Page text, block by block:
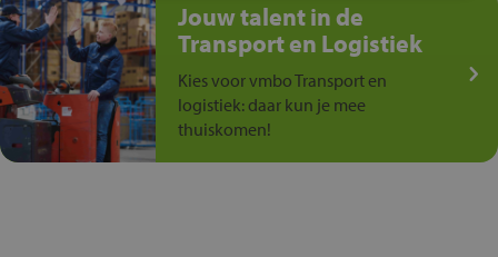
Jouw talent in de
Transport en Logistiek
Kies voor vmbo Transport en
logistiek: daar kun je mee
thuiskomen!